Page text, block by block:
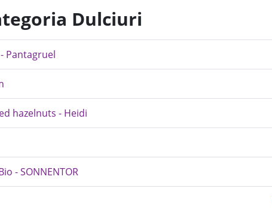
Dulciuri
Pantagruel
hazelnuts - Heidi
- SONNENTOR